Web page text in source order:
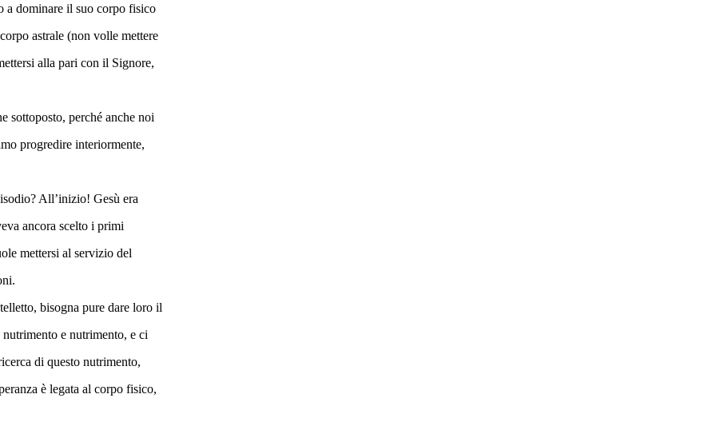
a dominare il suo corpo fisico
astrale (non volle mettere
alla pari con il Signore,
sottoposto, perché anche noi
progredire interiormente,
All’inizio! Gesù era
ancora scelto i primi
mettersi al servizio del
bisogna pure dare loro il
e nutrimento, e ci
di questo nutrimento,
è legata al corpo fisico,